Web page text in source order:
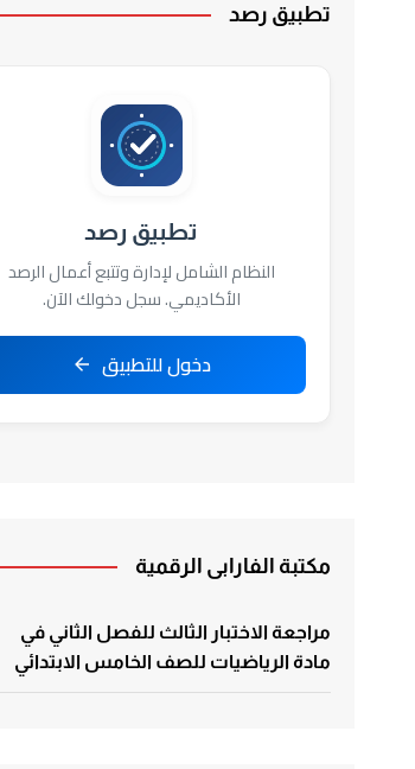
تطبيق رصد
تطبيق رصد
النظام الشامل لإدارة وتتبع أعمال الرصد
الأكاديمي. سجل دخولك الآن.
دخول للتطبيق
مكتبة الفارابي الرقمية
مراجعة الاختبار الثالث للفصل الثاني في
مادة الرياضيات للصف الخامس الابتدائي